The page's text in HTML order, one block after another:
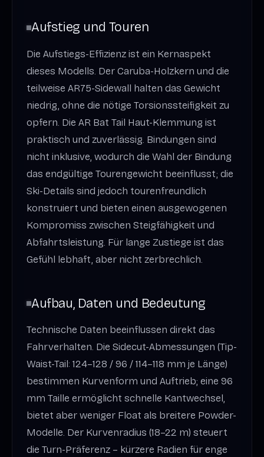
Aufstieg und Touren
Die Aufstiegs-Effizienz ist ein Kernaspekt
dieses Modells. Der Caruba-Holzkern und die
teilweise AR75-Sidewall halten das Gewicht
niedrig, ohne die nötige Torsionssteifigkeit zu
opfern. Die AR Bat Tail Haut-Klemmung ist
praktisch und zuverlässig. Bindungen sind
nicht inklusive, wodurch die Wahl der Bindung
das endgültige Tourengewicht beeinflusst; die
Ski-Details sind jedoch tourenfreundlich
konstruiert und bieten einen ausgewogenen
Kompromiss zwischen Steigfähigkeit und
Abfahrtsleistung. Für lange Zustiege ist das
Gefühl lebhaft, aber nicht zerbrechlich.
Aufbau, Daten und Bedeutung
Technische Daten beeinflussen direkt das
Fahrverhalten. Die Sidecut-Abmessungen (Tip-
Waist-Tail: 124–128 / 96 / 114–118 mm je Länge)
bestimmen Kurvenform und Auftrieb; eine 96
mm Taille ermöglicht schnelle Kantwechsel,
bietet aber weniger Float als breitere Powder-
Modelle. Der Kurvenradius (18–22 m) steuert
die Turn-Präferenz – kürzere Radien für enge